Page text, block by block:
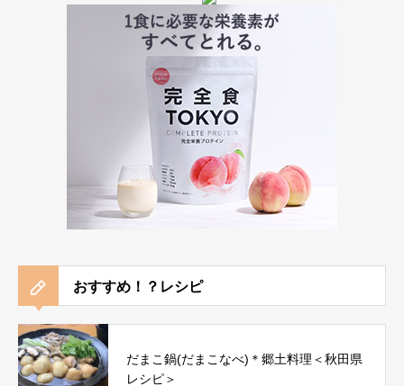
おすすめ！？レシピ
だまこ鍋(だまこなべ)＊郷土料理＜秋田県
レシピ＞